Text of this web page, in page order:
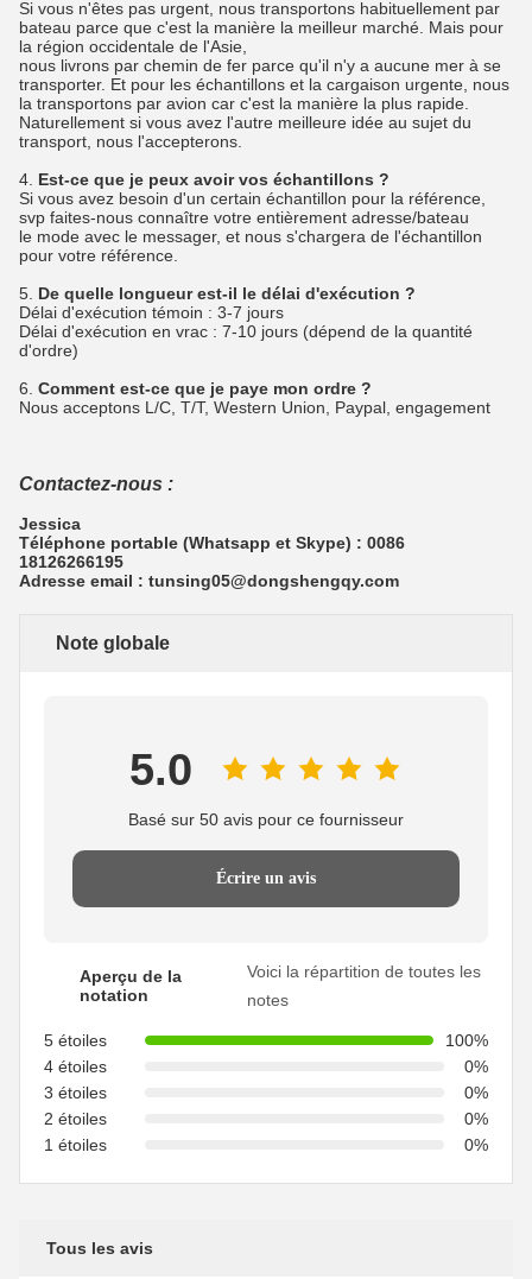
Si vous n'êtes pas urgent, nous transportons habituellement par
bateau parce que c'est la manière la meilleur marché. Mais pour
la région occidentale de l'Asie,
nous livrons par chemin de fer parce qu'il n'y a aucune mer à se
transporter. Et pour les échantillons et la cargaison urgente, nous
la transportons par avion car c'est la manière la plus rapide.
Naturellement si vous avez l'autre meilleure idée au sujet du
transport, nous l'accepterons.
4. Est-ce que je peux avoir vos échantillons ?
Si vous avez besoin d'un certain échantillon pour la référence,
svp faites-nous connaître votre entièrement adresse/bateau
le mode avec le messager, et nous s'chargera de l'échantillon
pour votre référence.
5. De quelle longueur est-il le délai d'exécution ?
Délai d'exécution témoin : 3-7 jours
Délai d'exécution en vrac : 7-10 jours (dépend de la quantité
d'ordre)
6. Comment est-ce que je paye mon ordre ?
Nous acceptons L/C, T/T, Western Union, Paypal, engagement
Contactez-nous :
Jessica
Téléphone portable (Whatsapp et Skype) : 0086
18126266195
Adresse email : tunsing05@dongshengqy.com
Note globale
5.0
Basé sur 50 avis pour ce fournisseur
Écrire un avis
Aperçu de la
notation
Voici la répartition de toutes les
notes
5 étoiles
100%
4 étoiles
0%
3 étoiles
0%
2 étoiles
0%
1 étoiles
0%
Tous les avis